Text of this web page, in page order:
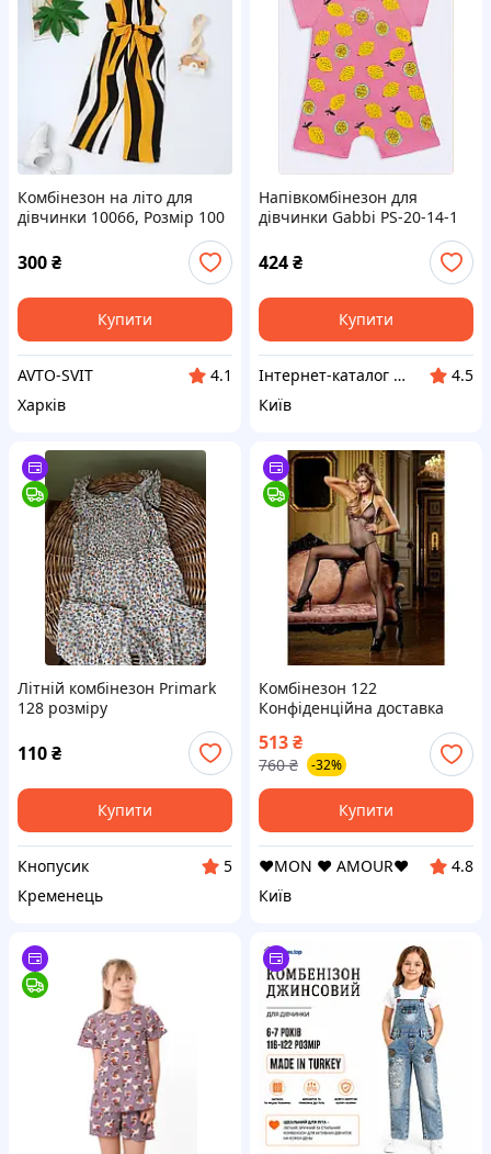
Комбінезон на літо для
дівчинки 10066, Розмір 100
300₴
Купити
AVTO-SVIT
4.1
Харків
Напівкомбінезон для
дівчинки Gabbi PS-20-14-1
(12102) 8773B98H5
424₴
Купити
Інтернет-каталог знижок Техно ECO
4.5
Київ
Літній комбінезон Primark
128 розміру
110₴
Купити
Кнопусик
5
Кременець
Комбінезон 122
Конфіденційна доставка
513₴
760 ₴ -32%
Купити
❤️MON ❤️ AMOUR❤️
4.8
Київ